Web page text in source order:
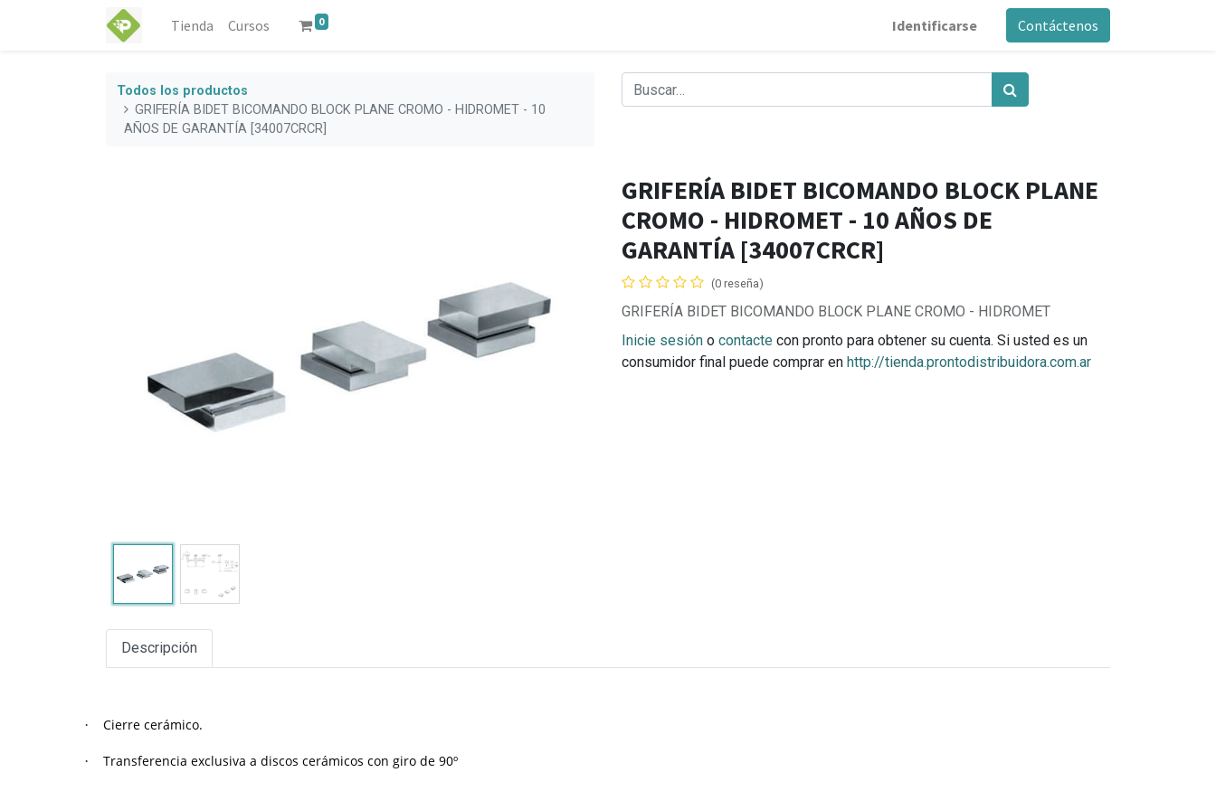
Tienda Cursos 0 Identificarse Contáctenos
Todos los productos
GRIFERÍA BIDET BICOMANDO BLOCK PLANE CROMO - HIDROMET - 10
AÑOS DE GARANTÍA [34007CRCR]
GRIFERÍA BIDET BICOMANDO BLOCK PLANE
CROMO - HIDROMET - 10 AÑOS DE
GARANTÍA [34007CRCR]
(0 reseña)
GRIFERÍA BIDET BICOMANDO BLOCK PLANE CROMO - HIDROMET
Inicie sesión o contacte con pronto para obtener su cuenta. Si usted es un
consumidor final puede comprar en http://tienda.prontodistribuidora.com.ar
Descripción
· Cierre cerámico.
· Transferencia exclusiva a discos cerámicos con giro de 90º